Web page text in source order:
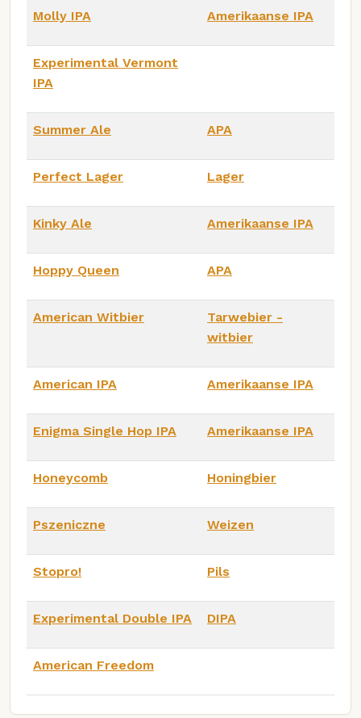
Molly IPA Amerikaanse IPA
Experimental Vermont
IPA
Summer Ale APA
Perfect Lager Lager
Kinky Ale Amerikaanse IPA
Hoppy Queen APA
American Witbier
Tarwebier -
witbier
American IPA Amerikaanse IPA
Enigma Single Hop IPA Amerikaanse IPA
Honeycomb Honingbier
Pszeniczne Weizen
Stopro! Pils
Experimental Double IPA DIPA
American Freedom